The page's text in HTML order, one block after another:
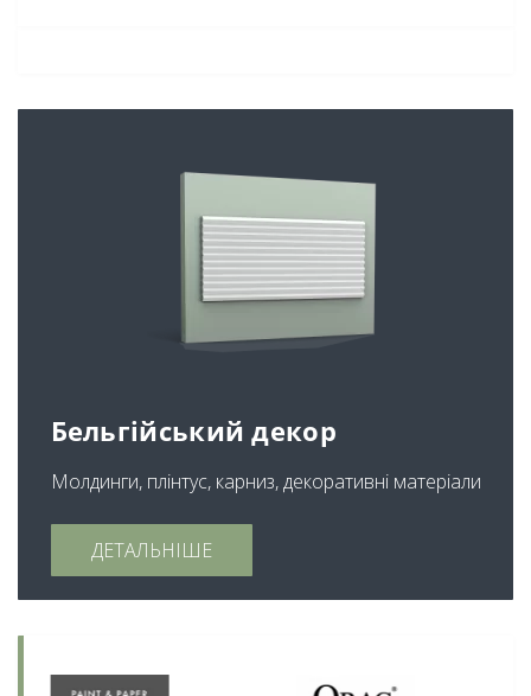
Бельгійський декор
Молдинги, плінтус, карниз, декоративні матеріали
ДЕТАЛЬНІШЕ